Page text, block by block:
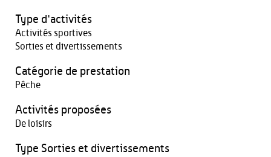
Type d'activités
Activités sportives
Sorties et divertissements
Catégorie de prestation
Pêche
Activités proposées
De loisirs
Type Sorties et divertissements